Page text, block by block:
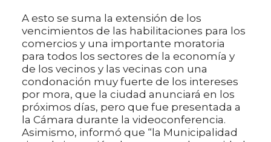
A esto se suma la extensión de los
vencimientos de las habilitaciones para los
comercios y una importante moratoria
para todos los sectores de la economía y
de los vecinos y las vecinas con una
condonación muy fuerte de los intereses
por mora, que la ciudad anunciará en los
próximos días, pero que fue presentada a
la Cámara durante la videoconferencia.
Asimismo, informó que “la Municipalidad